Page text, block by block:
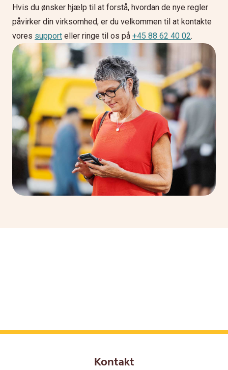
Hvis du ønsker hjælp til at forstå, hvordan de nye regler
påvirker din virksomhed, er du velkommen til at kontakte
vores support eller ringe til os på +45 88 62 40 02.
Kontakt